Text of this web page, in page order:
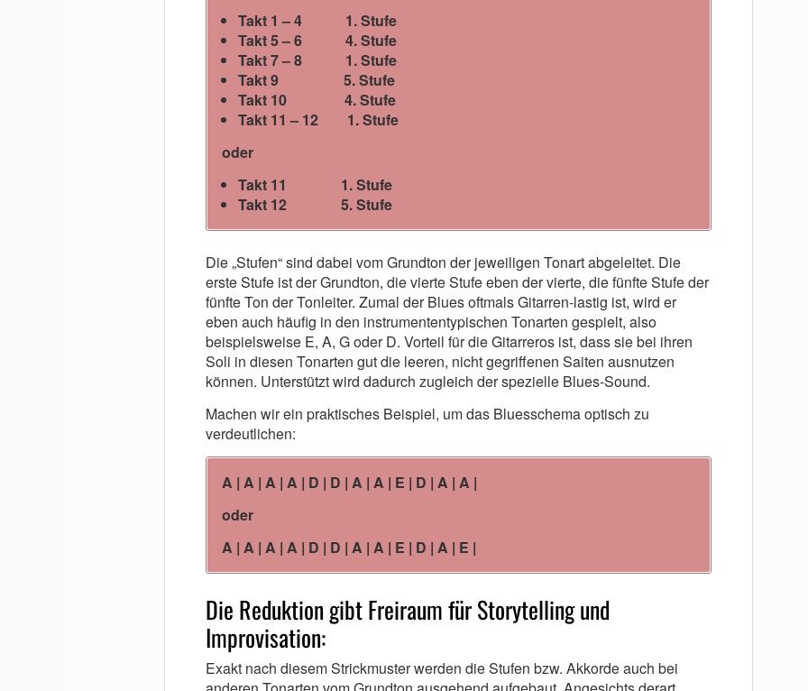
Takt 1 – 4 1. Stufe
Takt 5 – 6 4. Stufe
Takt 7 – 8 1. Stufe
Takt 9 5. Stufe
Takt 10 4. Stufe
Takt 11 – 12 1. Stufe
oder
Takt 11 1. Stufe
Takt 12 5. Stufe
Die „Stufen“ sind dabei vom Grundton der jeweiligen Tonart abgeleitet. Die
erste Stufe ist der Grundton, die vierte Stufe eben der vierte, die fünfte Stufe der
fünfte Ton der Tonleiter. Zumal der Blues oftmals Gitarren-lastig ist, wird er
eben auch häufig in den instrumententypischen Tonarten gespielt, also
beispielsweise E, A, G oder D. Vorteil für die Gitarreros ist, dass sie bei ihren
Soli in diesen Tonarten gut die leeren, nicht gegriffenen Saiten ausnutzen
können. Unterstützt wird dadurch zugleich der spezielle Blues-Sound.
Machen wir ein praktisches Beispiel, um das Bluesschema optisch zu
verdeutlichen:
A | A | A | A | D | D | A | A | E | D | A | A |
oder
A | A | A | A | D | D | A | A | E | D | A | E |
Die Reduktion gibt Freiraum für Storytelling und
Improvisation:
Exakt nach diesem Strickmuster werden die Stufen bzw. Akkorde auch bei